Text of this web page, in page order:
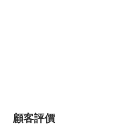
顧客評價